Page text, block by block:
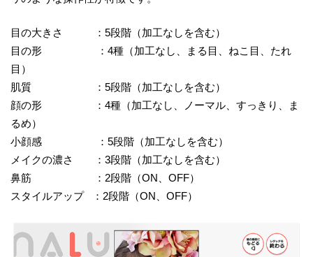
目の大きさ ：5段階（加工なしを含む）
目の形 ：4種（加工なし、まる目、ねこ目、たれ
目）
肌質 ：5段階（加工なしを含む）
顔の形 ：4種（加工なし、ノーマル、すっきり、ま
るめ）
小顔感 ：5段階（加工なしを含む）
メイクの濃さ ：3段階（加工なしを含む）
鼻筋 ：2段階（ON、OFF）
スタイルアップ ：2段階（ON、OFF）